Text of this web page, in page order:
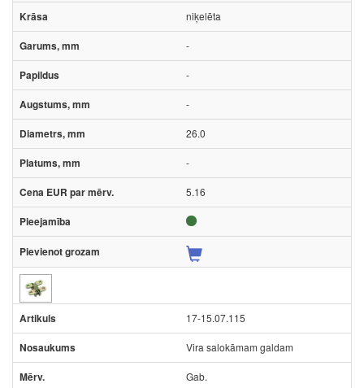
niķelēta
-
-
-
26.0
-
5.16
17-15.07.115
Vira salokāmam galdam
Gab.